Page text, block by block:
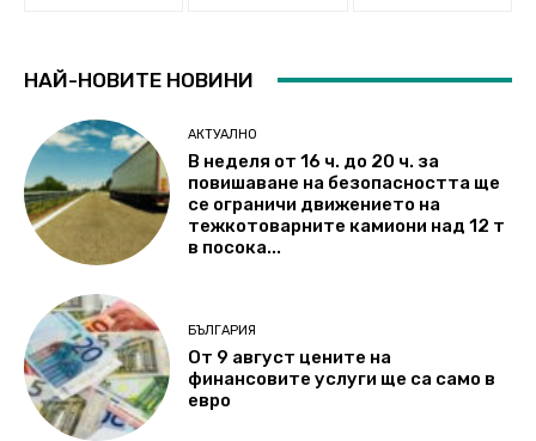
НАЙ-НОВИТЕ НОВИНИ
АКТУАЛНО
В неделя от 16 ч. до 20 ч. за
повишаване на безопасността ще
се ограничи движението на
тежкотоварните камиони над 12 т
в посока...
БЪЛГАРИЯ
От 9 август цените на
финансовите услуги ще са само в
евро